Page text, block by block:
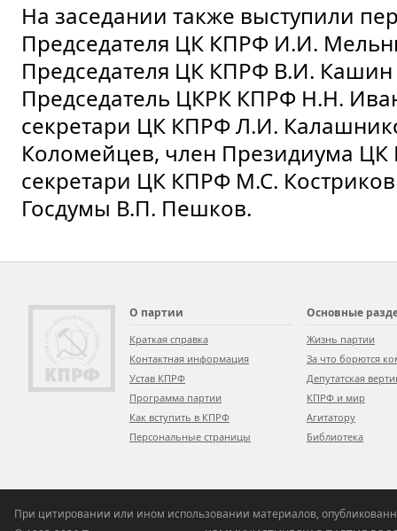
На заседании также выступили
Председателя ЦК КПРФ И.И.
Председателя ЦК КПРФ В.И.
Председатель ЦКРК КПРФ Н.Н.
секретари ЦК КПРФ Л.И.
Коломейцев, член Президиума
секретари ЦК КПРФ М.С.
Госдумы В.П. Пешков.
О партии
Краткая справка
Контактная информация
Устав КПРФ
Программа партии
Как вступить в КПРФ
Персональные страницы
Основные
Жизнь партии
За что борются
Депутатская
КПРФ и мир
Агитатору
Библиотека
При цитировании или ином использовании материалов,